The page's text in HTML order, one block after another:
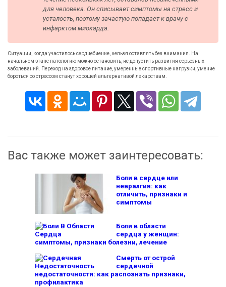
для человека. Он списывает симптомы на стресс и
усталость, поэтому зачастую попадает к врачу с
инфарктом миокарда.
Ситуации, когда участилось сердцебиение, нельзя оставлять без внимания. На
начальном этапе патологию можно остановить, не допустить развития серьезных
заболеваний. Переход на здоровое питание, умеренные спортивные нагрузки, умение
бороться со стрессом станут хорошей альтернативой лекарствам.
Вас также может заинтересовать:
Боли в сердце или
невралгия: как
отличить, признаки и
симптомы
Боли в области
сердца у женщин:
симптомы, признаки болезни, лечение
Смерть от острой
сердечной
недостаточности: как распознать признаки,
профилактика